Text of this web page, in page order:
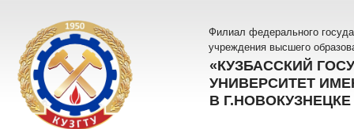
Филиал федерального
учреждения высшего
«КУЗБАССКИЙ
УНИВЕРСИТЕТ
В Г.НОВОКУЗНЕЦКЕ